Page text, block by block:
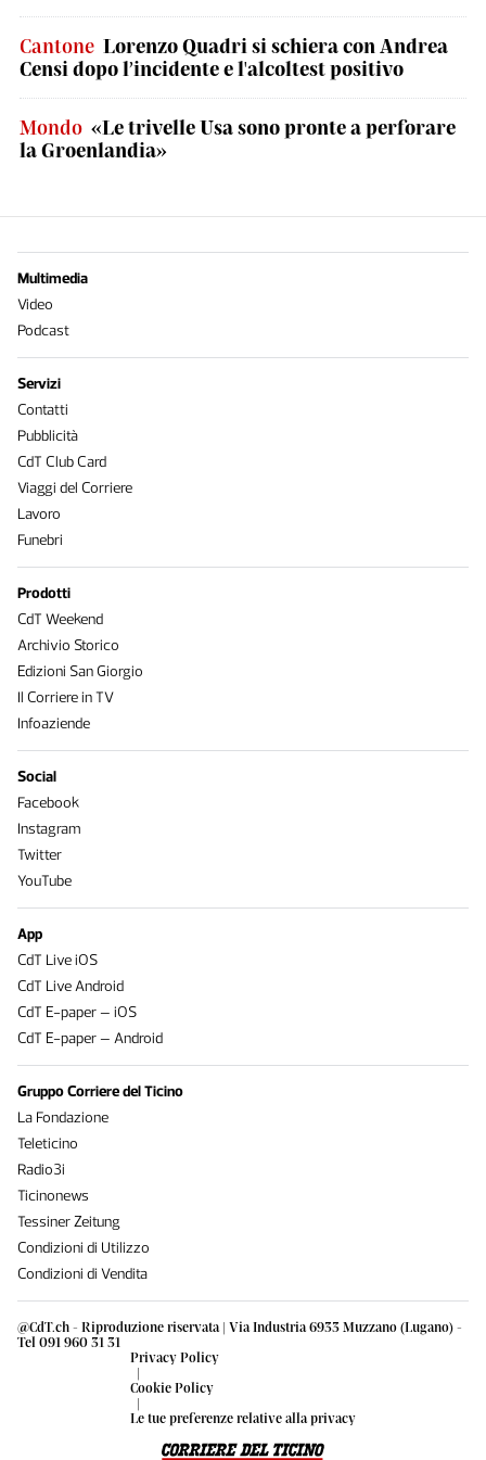
Cantone Lorenzo Quadri si schiera con Andrea
Censi dopo l’incidente e l'alcoltest positivo
Mondo «Le trivelle Usa sono pronte a perforare
la Groenlandia»
@CdT.ch - Riproduzione riservata | Via Industria 6933 Muzzano (Lugano) -
Tel 091 960 31 31
Privacy Policy
|
Cookie Policy
|
Le tue preferenze relative alla privacy
Multimedia
Video
Podcast
Servizi
Contatti
Pubblicità
CdT Club Card
Viaggi del Corriere
Lavoro
Funebri
Prodotti
CdT Weekend
Archivio Storico
Edizioni San Giorgio
Il Corriere in TV
Infoaziende
Social
Facebook
Instagram
Twitter
YouTube
App
CdT Live iOS
CdT Live Android
CdT E-paper – iOS
CdT E-paper – Android
Gruppo Corriere del Ticino
La Fondazione
Teleticino
Radio3i
Ticinonews
Tessiner Zeitung
Condizioni di Utilizzo
Condizioni di Vendita